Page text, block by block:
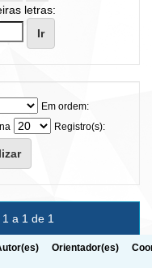
letras:
Em ordem:
Registro(s):
a 1 de 1
Orientador(es)